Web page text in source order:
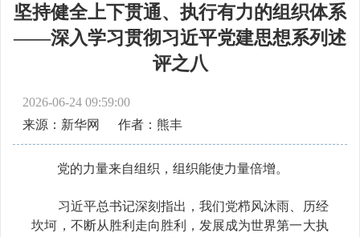
坚持健全上下贯通、执行有力的组织体系
——深入学习贯彻习近平党建思想系列述
评之八
2026-06-24 09:59:00
来源：新华网
作者：熊丰
党的力量来自组织，组织能使力量倍增。
习近平总书记深刻指出，我们党栉风沐雨、历经
坎坷，不断从胜利走向胜利，发展成为世界第一大执